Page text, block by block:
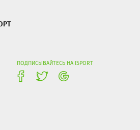
ПОДПИСЫВАЙТЕСЬ НА ISPORT